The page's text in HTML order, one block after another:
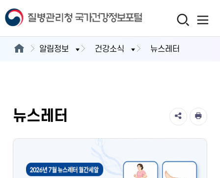
알림정보 건강소식 뉴스레터
뉴스레터